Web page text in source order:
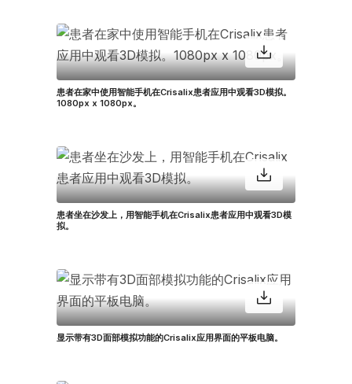
患者在家中使用智能手机在Crisalix患者应用中观看3D模拟。
1080px x 1080px。
患者坐在沙发上，用智能手机在Crisalix患者应用中观看3D模
拟。
显示带有3D面部模拟功能的Crisalix应用界面的平板电脑。